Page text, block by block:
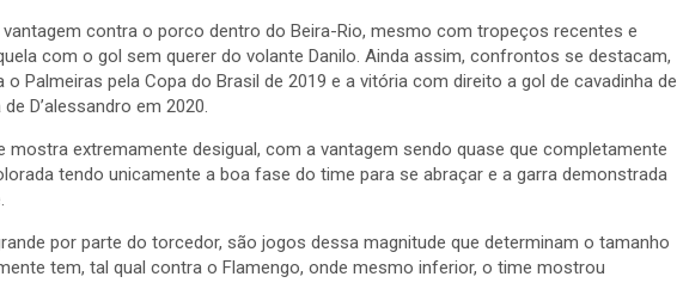
contra o porco dentro do Beira-Rio, mesmo com tropeços recentes e
com o gol sem querer do volante Danilo. Ainda assim, confrontos se destacam,
Palmeiras pela Copa do Brasil de 2019 e a vitória com direito a gol de cavadinha de
D’alessandro em 2020.
mostra extremamente desigual, com a vantagem sendo quase que completamente
tendo unicamente a boa fase do time para se abraçar e a garra demonstrada
por parte do torcedor, são jogos dessa magnitude que determinam o tamanho
tem, tal qual contra o Flamengo, onde mesmo inferior, o time mostrou